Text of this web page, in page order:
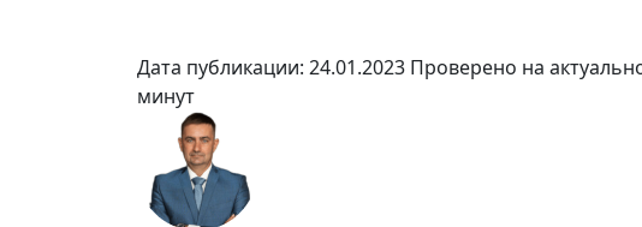
Дата публикации: 24.01.2023 Проверено на
минут